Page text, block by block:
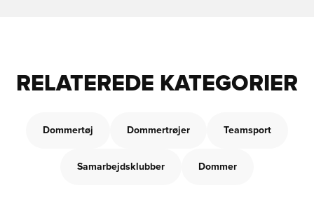
RELATEREDE KATEGORIER
Dommertøj Dommertrøjer Teamsport
Samarbejdsklubber Dommer